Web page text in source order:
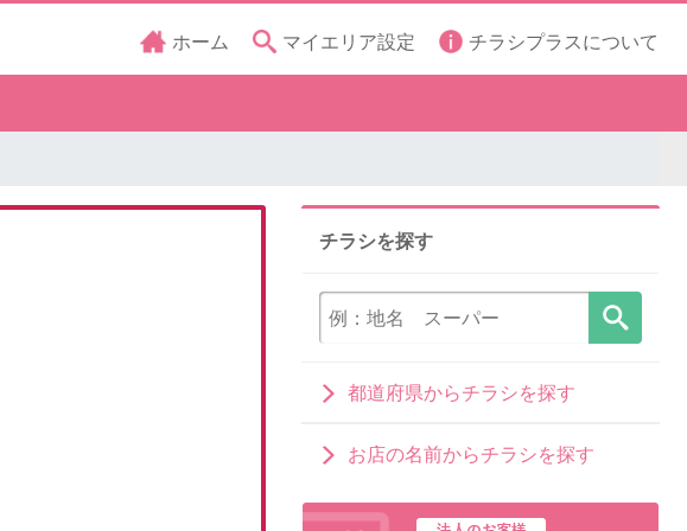
ホーム マイエリア設定 チラシプラスについて
チラシを探す
都道府県からチラシを探す
お店の名前からチラシを探す